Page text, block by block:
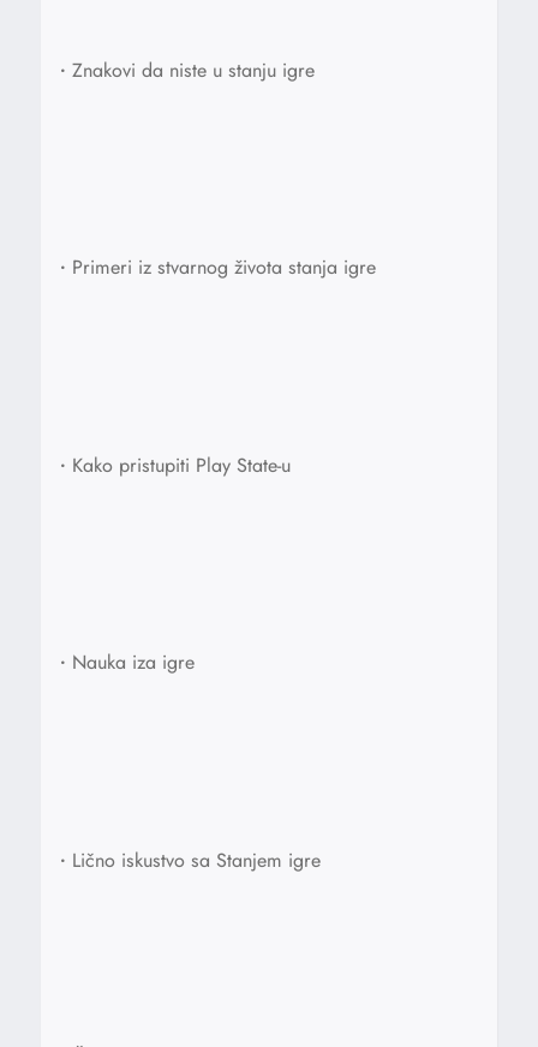
• Znakovi da niste u stanju igre
• Primeri iz stvarnog života stanja igre
• Kako pristupiti Play State-u
• Nauka iza igre
• Lično iskustvo sa Stanjem igre